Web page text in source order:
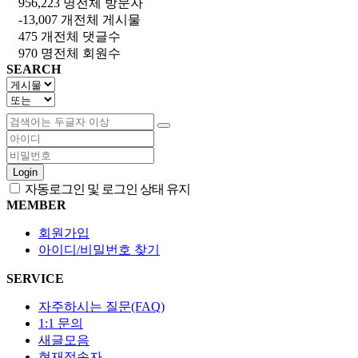
956,223 명전체 방문자
-13,007 개 전체 게시물
475 개 전체 댓글수
970 명전체 회원수
SEARCH
Login
자동로그인 및 로그인 상태 유지
MEMBER
회원가입
아이디/비밀번호 찾기
SERVICE
자주하시는 질문(FAQ)
1:1 문의
새글모음